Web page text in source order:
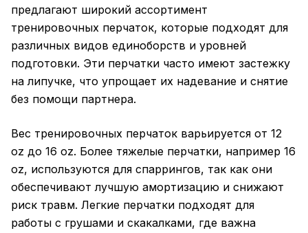
предлагают широкий ассортимент
тренировочных перчаток, которые подходят для
различных видов единоборств и уровней
подготовки. Эти перчатки часто имеют застежку
на липучке, что упрощает их надевание и снятие
без помощи партнера.
Вес тренировочных перчаток варьируется от 12
oz до 16 oz. Более тяжелые перчатки, например 16
oz, используются для спаррингов, так как они
обеспечивают лучшую амортизацию и снижают
риск травм. Легкие перчатки подходят для
работы с грушами и скакалками, где важна